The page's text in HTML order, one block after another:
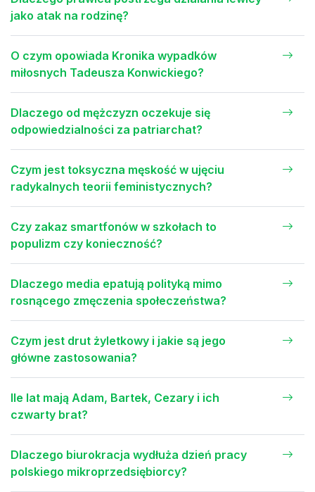
jako atak na rodzinę?
O czym opowiada Kronika wypadków
miłosnych Tadeusza Konwickiego?
Dlaczego od mężczyzn oczekuje się
odpowiedzialności za patriarchat?
Czym jest toksyczna męskość w ujęciu
radykalnych teorii feministycznych?
Czy zakaz smartfonów w szkołach to
populizm czy konieczność?
Dlaczego media epatują polityką mimo
rosnącego zmęczenia społeczeństwa?
Czym jest drut żyletkowy i jakie są jego
główne zastosowania?
Ile lat mają Adam, Bartek, Cezary i ich
czwarty brat?
Dlaczego biurokracja wydłuża dzień pracy
polskiego mikroprzedsiębiorcy?